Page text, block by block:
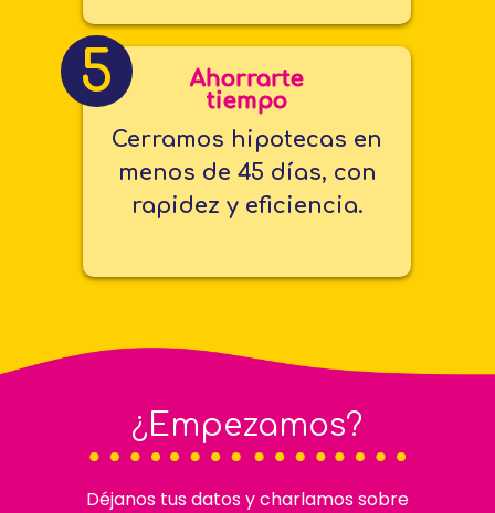
5
Ahorrarte
tiempo
Cerramos hipotecas en
menos de 45 días, con
rapidez y eficiencia.
¿Empezamos?
Déjanos tus datos y charlamos sobre